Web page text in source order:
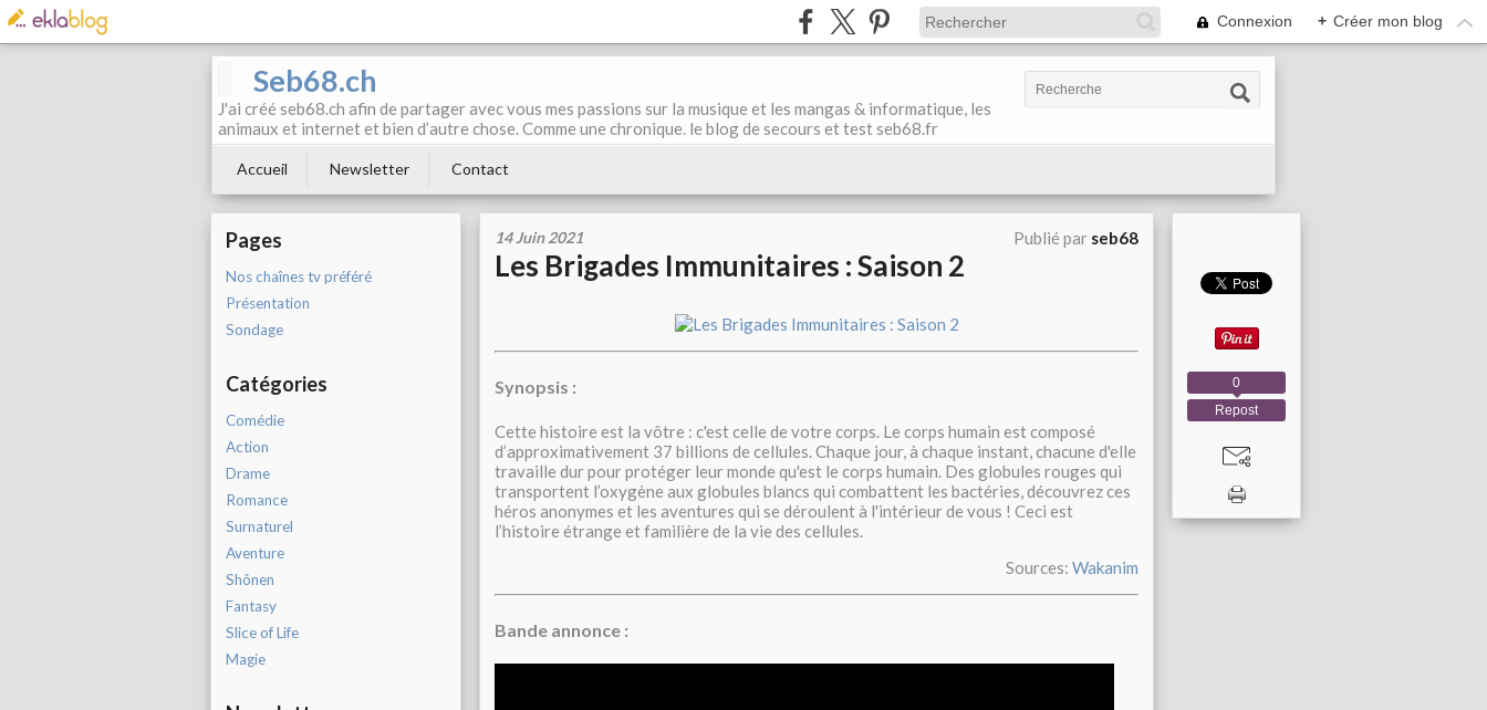
Connexion + Créer mon blog
Seb68.ch
J'ai créé seb68.ch afin de partager avec vous mes passions sur la musique et les mangas & informatique, les
animaux et internet et bien d’autre chose. Comme une chronique. le blog de secours et test seb68.fr
Accueil Newsletter Contact
Pages
Nos chaînes tv préféré
Présentation
Sondage
Catégories
Comédie
Action
Drame
Romance
Surnaturel
Aventure
Shônen
Fantasy
Slice of Life
Magie
14 Juin 2021 Publié par seb68
Les Brigades Immunitaires : Saison 2
Synopsis :
Cette histoire est la vôtre : c'est celle de votre corps. Le corps humain est composé
d’approximativement 37 billions de cellules. Chaque jour, à chaque instant, chacune d'elle
travaille dur pour protéger leur monde qu'est le corps humain. Des globules rouges qui
transportent l’oxygène aux globules blancs qui combattent les bactéries, découvrez ces
héros anonymes et les aventures qui se déroulent à l'intérieur de vous ! Ceci est
l’histoire étrange et familière de la vie des cellules.
Sources: Wakanim
Bande annonce :
Repost
0